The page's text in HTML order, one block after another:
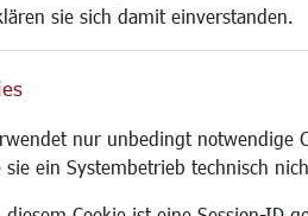
sie sich damit einverstanden.
nur unbedingt
ein Systembetrieb technisch